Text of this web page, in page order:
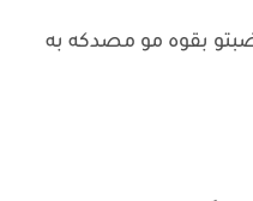
بقوه مو مصدكه به